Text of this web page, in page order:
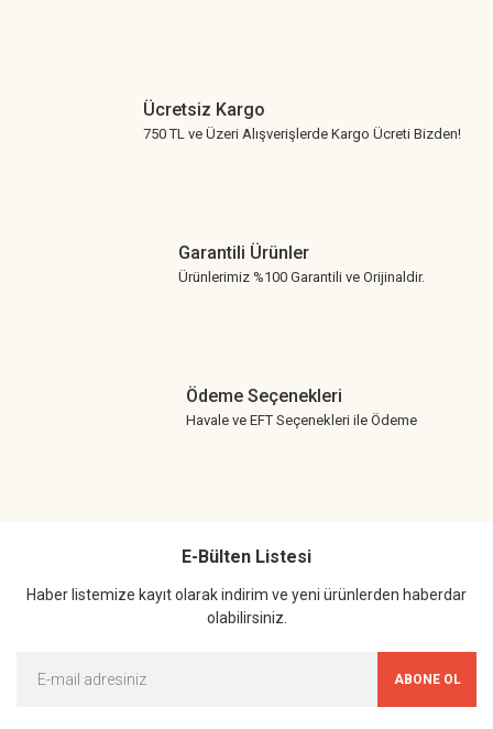
Ücretsiz Kargo
750 TL ve Üzeri Alışverişlerde Kargo Ücreti Bizden!
Garantili Ürünler
Ürünlerimiz %100 Garantili ve Orijinaldir.
Ödeme Seçenekleri
Havale ve EFT Seçenekleri ile Ödeme
E-Bülten Listesi
Haber listemize kayıt olarak indirim ve yeni ürünlerden haberdar
olabilirsiniz.
ABONE OL